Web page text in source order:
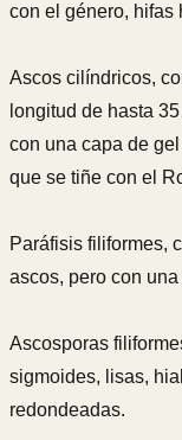
con el género, hifas
Ascos cilíndricos,
longitud de hasta
con una capa de
que se tiñe con el
Paráfisis filiformes,
ascos, pero con
Ascosporas
sigmoides, lisas,
redondeadas.